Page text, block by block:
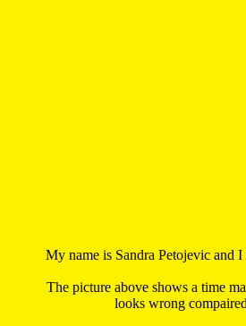
My name is Sandra Petojevic and
The picture above shows a time
looks wrong